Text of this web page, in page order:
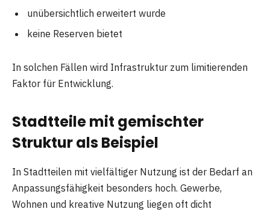
unübersichtlich erweitert wurde
keine Reserven bietet
In solchen Fällen wird Infrastruktur zum limitierenden
Faktor für Entwicklung.
Stadtteile mit gemischter
Struktur als Beispiel
In Stadtteilen mit vielfältiger Nutzung ist der Bedarf an
Anpassungsfähigkeit besonders hoch. Gewerbe,
Wohnen und kreative Nutzung liegen oft dicht